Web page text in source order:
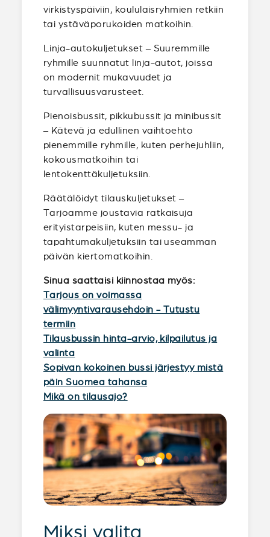
virkistyspäiviin, koululaisryhmien retkiin
tai ystäväporukoiden matkoihin.
Linja-autokuljetukset – Suuremmille
ryhmille suunnatut linja-autot, joissa
on modernit mukavuudet ja
turvallisuusvarusteet.
Pienoisbussit, pikkubussit ja minibussit
– Kätevä ja edullinen vaihtoehto
pienemmille ryhmille, kuten perhejuhliin,
kokousmatkoihin tai
lentokenttäkuljetuksiin.
Räätälöidyt tilauskuljetukset –
Tarjoamme joustavia ratkaisuja
erityistarpeisiin, kuten messu- ja
tapahtumakuljetuksiin tai useamman
päivän kiertomatkoihin.
Sinua saattaisi kiinnostaa myös:
Tarjous on voimassa
välimyyntivarausehdoin - Tutustu
termiin
Tilausbussin hinta-arvio, kilpailutus ja
valinta
Sopivan kokoinen bussi järjestyy mistä
päin Suomea tahansa
Mikä on tilausajo?
Miksi valita